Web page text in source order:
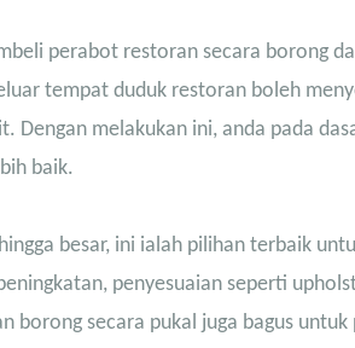
perabot restoran secara borong
tempat duduk restoran boleh
Dengan melakukan ini, anda pada
baik.
besar, ini ialah pilihan terbaik
penyesuaian seperti
borong secara pukal juga bagus